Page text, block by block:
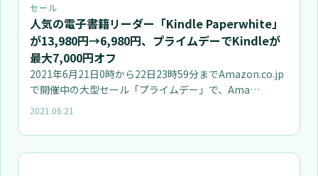
セール
人気の電子書籍リーダー「Kindle Paperwhite」
が13,980円→6,980円、プライムデーでKindleが
最大7,000円オフ
2021年6月21日0時から22日23時59分までAmazon.co.jp
で開催中の大型セール「プライムデー」で、Ama…
2021.06.21